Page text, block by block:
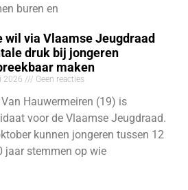
buren en
wil via Vlaamse Jeugdraad
druk bij jongeren
maken
2026 Geen reacties
Van Hauwermeiren (19) is
voor de Vlaamse Jeugdraad.
kunnen jongeren tussen 12
jaar stemmen op wie